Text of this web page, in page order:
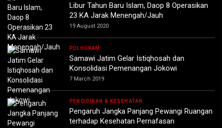
Libur Tahun Baru Islam, Daop 8 Operasikan
23 KA Jarak Menengah/Jauh
19 August 2020
POLHUKAM
Samawi Jatim Gelar Istiqhosah dan
Konsolidasi Pemenangan Jokowi
7 March 2019
PENDIDIKAN & KESEHATAN
Pengaruh Jangka Panjang Pewangi Ruangan
terhadap Kesehatan Pernafasan